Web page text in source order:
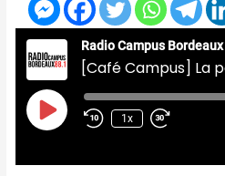
Radio Campus Bordeaux
Play
Episode
1x